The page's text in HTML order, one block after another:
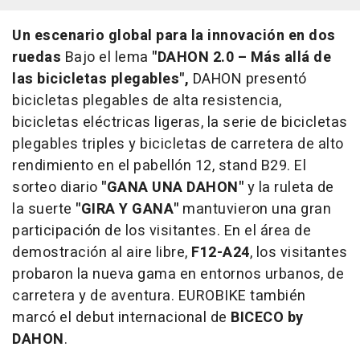
Un escenario global para la innovación en dos
ruedas Bajo el lema "DAHON 2.0 – Más allá de
las bicicletas plegables", DAHON presentó
bicicletas plegables de alta resistencia,
bicicletas eléctricas ligeras, la serie de bicicletas
plegables triples y bicicletas de carretera de alto
rendimiento en el pabellón 12, stand B29. El
sorteo diario "GANA UNA DAHON"y la ruleta de
la suerte "GIRA Y GANA" mantuvieron una gran
participación de los visitantes. En el área de
demostración al aire libre, F12-A24, los visitantes
probaron la nueva gama en entornos urbanos, de
carretera y de aventura. EUROBIKE también
marcó el debut internacional de BICECO by
DAHON.